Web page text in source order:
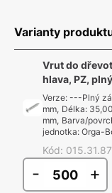
Varianty
Vrut do
hlava, PZ,
Verze: ---Plný
mm, Délka:
mm, Barva/
jednotka: Orga-
Kód:
- +